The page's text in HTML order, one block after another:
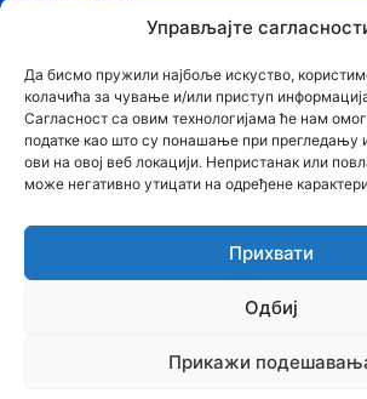
Управљајте
Да бисмо пружили најбоље искуство,
колачића за чување и/или приступ
Сагласност са овим технологијама ће нам
податке као што су понашање при прегледању
ови на овој веб локацији. Непристанак или
може негативно утицати на одређене
Прихвати
Одбиј
Прикажи